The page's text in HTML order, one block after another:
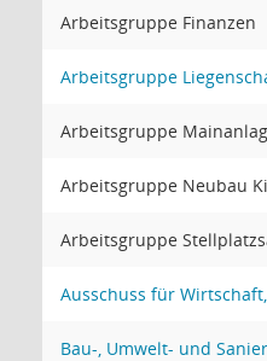
Arbeitsgruppe Finanzen
Arbeitsgruppe
Arbeitsgruppe
Arbeitsgruppe Neubau
Arbeitsgruppe
Ausschuss für
Bau-, Umwelt- und